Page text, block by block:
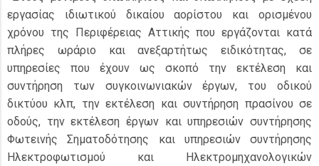
εργασίας ιδιωτικού δικαίου αορίστου και ορισμένου
χρόνου της Περιφέρειας Αττικής που εργάζονται κατά
πλήρες ωράριο και ανεξαρτήτως ειδικότητας, σε
υπηρεσίες που έχουν ως σκοπό την εκτέλεση και
συντήρηση των συγκοινωνιακών έργων, του οδικού
δικτύου κλπ, την εκτέλεση και συντήρηση πρασίνου σε
οδούς, την εκτέλεση έργων και υπηρεσιών συντήρησης
Φωτεινής Σηματοδότησης και υπηρεσιών συντήρησης
Ηλεκτροφωτισμού και Ηλεκτρομηχανολογικών